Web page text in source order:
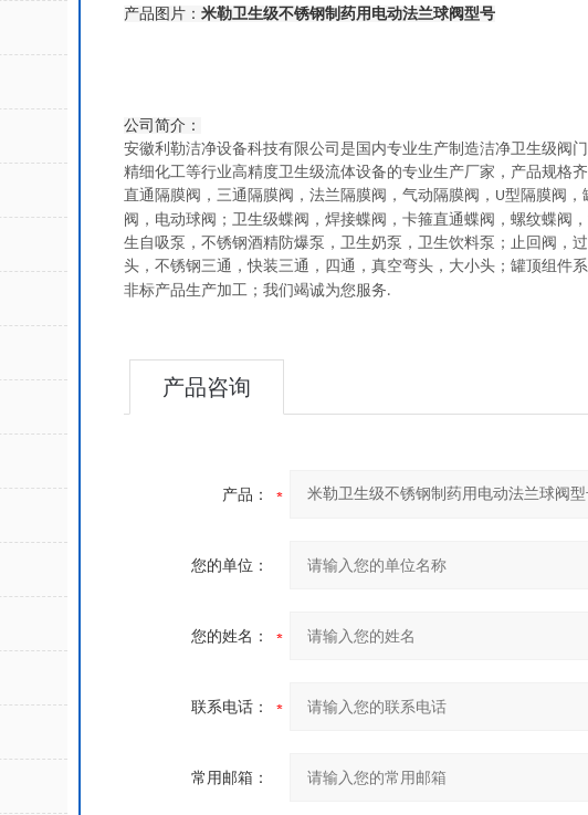
产品图片： 米勒卫生级不锈钢制药用电动法兰球阀型号
公司简介：
安徽利勒洁净设备科技有限公司 是 国内专业生产制造洁净卫生级阀
精细化工等行业高精度卫生级流体设备的专业生产厂家， 产品规格
直通隔膜阀，三通隔膜阀，法兰隔膜阀，气动隔膜阀， U型隔膜阀，
阀，电动球阀 ； 卫生级蝶阀 ， 焊接蝶阀，卡箍直通蝶阀，螺纹蝶阀
生自吸泵，不锈钢酒精防爆泵，卫生奶泵，卫生饮料泵 ； 止回阀，
头，不锈钢三通，快装三通，四通，真空弯头，大小头 ； 罐顶组件系
非标产品生产加工 ； 我们竭诚为您服务.
产品咨询
产品：
您的单位：
您的姓名：
联系电话：
常用邮箱：